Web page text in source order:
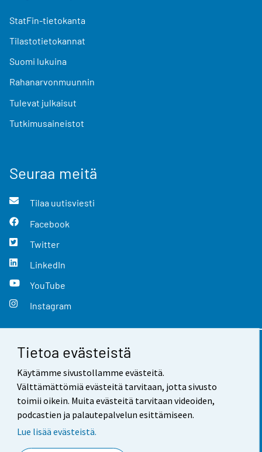
Tietoa evästeistä
Käytämme sivustollamme evästeitä.
Välttämättömiä evästeitä tarvitaan, jotta sivusto
toimii oikein. Muita evästeitä tarvitaan videoiden,
podcastien ja palautepalvelun esittämiseen.
Lue lisää evästeistä.
StatFin-tietokanta
Tilastotietokannat
Suomi lukuina
Rahanarvonmuunnin
Tulevat julkaisut
Tutkimusaineistot
Seuraa meitä
Tilaa uutisviesti
Facebook
Twitter
LinkedIn
YouTube
Instagram
Yhteystiedot
Palaute
Käyttöehdot
Saavutettavuus